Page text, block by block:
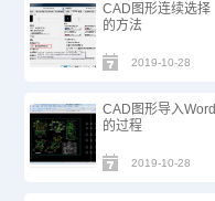
CAD图形连续选择
的方法
2019-10-28
CAD图形导入Word
的过程
2019-10-28